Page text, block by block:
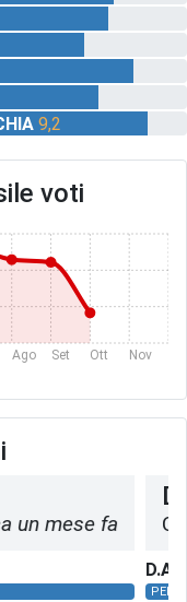
9,2
voti
Ago Set Ott Nov
un mese fa